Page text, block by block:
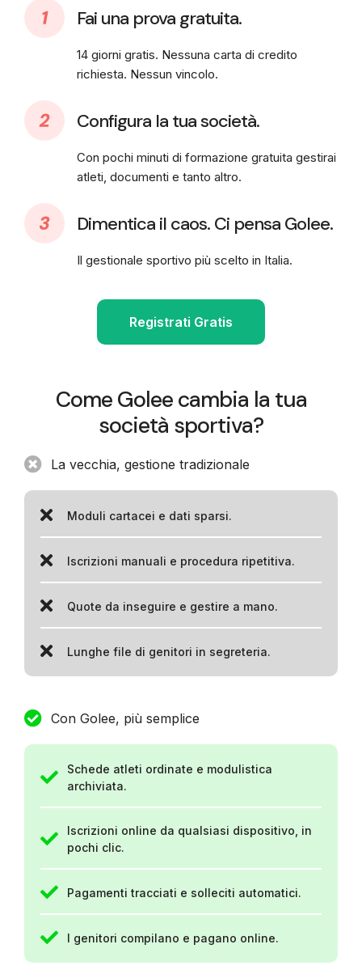
Fai una prova gratuita.
14 giorni gratis. Nessuna carta di credito
richiesta. Nessun vincolo.
Configura la tua società.
Con pochi minuti di formazione gratuita gestirai
atleti, documenti e tanto altro.
Dimentica il caos. Ci pensa Golee.
Il gestionale sportivo più scelto in Italia.
Registrati Gratis
Come Golee cambia la tua
società sportiva?
La vecchia, gestione tradizionale
Moduli cartacei e dati sparsi.
Iscrizioni manuali e procedura ripetitiva.
Quote da inseguire e gestire a mano.
Lunghe file di genitori in segreteria.
Con Golee, più semplice
Schede atleti ordinate e modulistica
archiviata.
Iscrizioni online da qualsiasi dispositivo, in
pochi clic.
Pagamenti tracciati e solleciti automatici.
I genitori compilano e pagano online.